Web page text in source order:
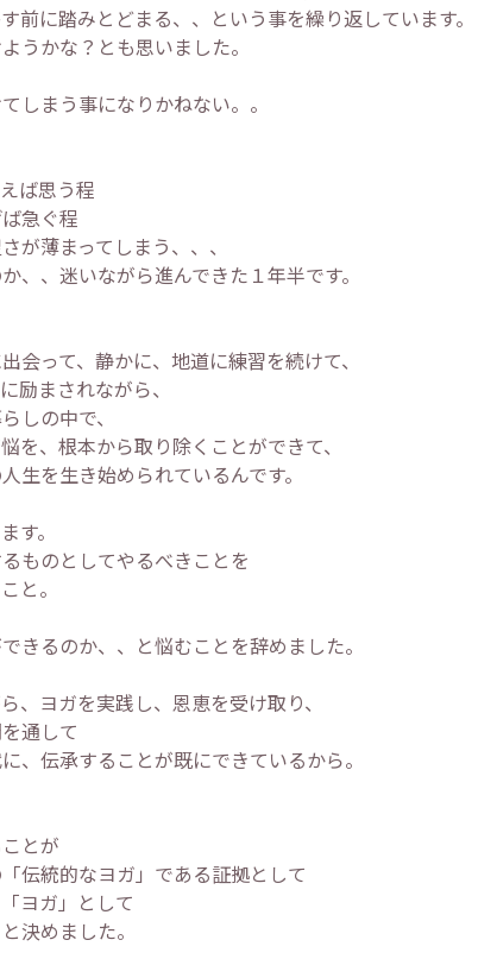
前に踏みとどまる、、という事を繰り返しています。
うかな？とも思いました。
しまう事になりかねない。。
ば思う程
急ぐ程
が薄まってしまう、、、
、、迷いながら進んできた１年半です。
会って、静かに、地道に練習を続けて、
励まされながら、
しの中で、
を、根本から取り除くことができて、
生を生き始められているんです。
す。
ものとしてやるべきことを
と。
きるのか、、と悩むことを辞めました。
、ヨガを実践し、恩恵を受け取り、
通して
、伝承することが既にできているから。
とが
伝統的なヨガ」である証拠として
ヨガ」として
決めました。